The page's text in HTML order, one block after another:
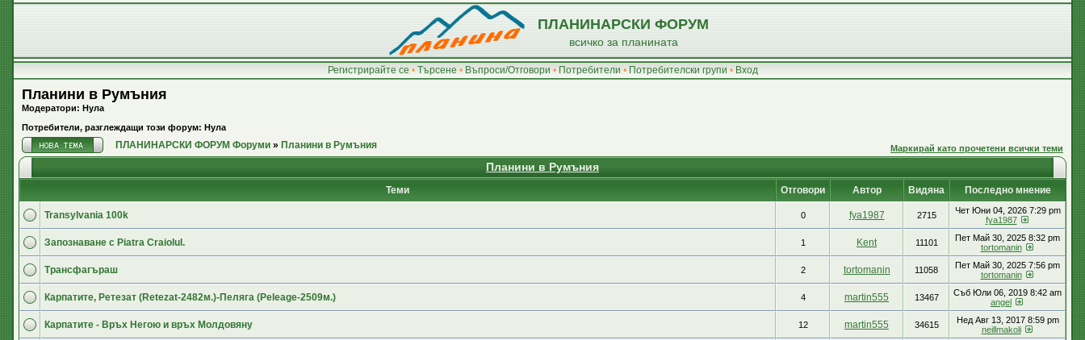
ПЛАНИНАРСКИ ФОРУМ
всичко за планината
Регистрирайте се • Търсене • Въпроси/Отговори • Потребители • Потребителски групи • Вход
Планини в Румъния
Модератори: Нула
Потребители, разглеждащи този форум: Нула
ПЛАНИНАРСКИ ФОРУМ Форуми » Планини в Румъния Маркирай като прочетени всички теми
Планини в Румъния
Теми Отговори Автор Видяна Последно мнение
Transylvania 100k 0 fya1987 2715
Чет Юни 04, 2026 7:29 pm
fya1987
Запознаване с Piatra Craiolul. 1 Kent 11101
Пет Май 30, 2025 8:32 pm
tortomanin
Трансфагъраш 2 tortomanin 11058
Пет Май 30, 2025 7:56 pm
tortomanin
Карпатите, Ретезат (Retezat-2482м.)-Пеляга (Peleage-2509м.) 4 martin555 13467
Съб Юли 06, 2019 8:42 am
аngel
Карпатите - Връх Негою и връх Молдовяну 12 martin555 34615
Нед Авг 13, 2017 8:59 pm
neillmakoli